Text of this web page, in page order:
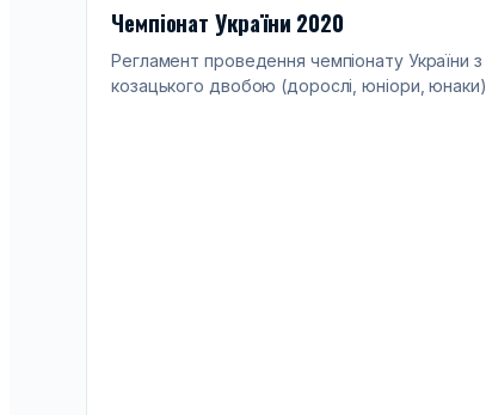
Чемпіонат України 2020
Регламент проведення чемпіонату України з
козацького двобою (дорослі, юніори, юнаки)